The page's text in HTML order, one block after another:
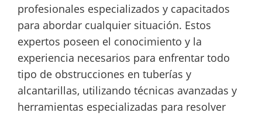
profesionales especializados y capacitados
para abordar cualquier situación. Estos
expertos poseen el conocimiento y la
experiencia necesarios para enfrentar todo
tipo de obstrucciones en tuberías y
alcantarillas, utilizando técnicas avanzadas y
herramientas especializadas para resolver